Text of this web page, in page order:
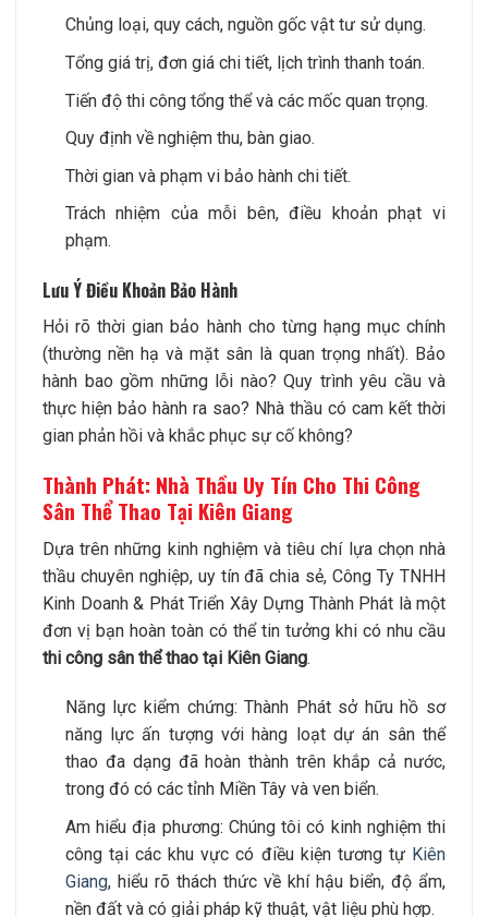
Chủng loại, quy cách, nguồn gốc vật tư sử dụng.
Tổng giá trị, đơn giá chi tiết, lịch trình thanh toán.
Tiến độ thi công tổng thể và các mốc quan trọng.
Quy định về nghiệm thu, bàn giao.
Thời gian và phạm vi bảo hành chi tiết.
Trách nhiệm của mỗi bên, điều khoản phạt vi
phạm.
Lưu Ý Điều Khoản Bảo Hành
Hỏi rõ thời gian bảo hành cho từng hạng mục chính
(thường nền hạ và mặt sân là quan trọng nhất). Bảo
hành bao gồm những lỗi nào? Quy trình yêu cầu và
thực hiện bảo hành ra sao? Nhà thầu có cam kết thời
gian phản hồi và khắc phục sự cố không?
Thành Phát: Nhà Thầu Uy Tín Cho Thi Công
Sân Thể Thao Tại Kiên Giang
Dựa trên những kinh nghiệm và tiêu chí lựa chọn nhà
thầu chuyên nghiệp, uy tín đã chia sẻ, Công Ty TNHH
Kinh Doanh & Phát Triển Xây Dựng Thành Phát là một
đơn vị bạn hoàn toàn có thể tin tưởng khi có nhu cầu
thi công sân thể thao tại Kiên Giang.
Năng lực kiểm chứng: Thành Phát sở hữu hồ sơ
năng lực ấn tượng với hàng loạt dự án sân thể
thao đa dạng đã hoàn thành trên khắp cả nước,
trong đó có các tỉnh Miền Tây và ven biển.
Am hiểu địa phương: Chúng tôi có kinh nghiệm thi
công tại các khu vực có điều kiện tương tự Kiên
Giang, hiểu rõ thách thức về khí hậu biển, độ ẩm,
nền đất và có giải pháp kỹ thuật, vật liệu phù hợp.